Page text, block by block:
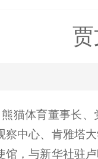
猫体育董事长
察中心、肯雅塔
馆，与新华社驻